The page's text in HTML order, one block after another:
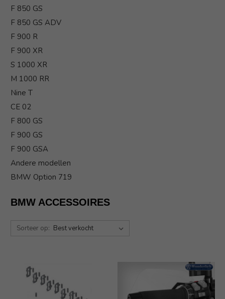
F 850 GS
F 850 GS ADV
F 900 R
F 900 XR
S 1000 XR
M 1000 RR
Nine T
CE 02
F 800 GS
F 900 GS
F 900 GSA
Andere modellen
BMW Option 719
BMW ACCESSOIRES
Sorteer op: